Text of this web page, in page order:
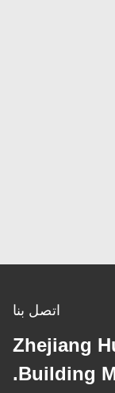
اتصل بنا
Zhejiang
Building